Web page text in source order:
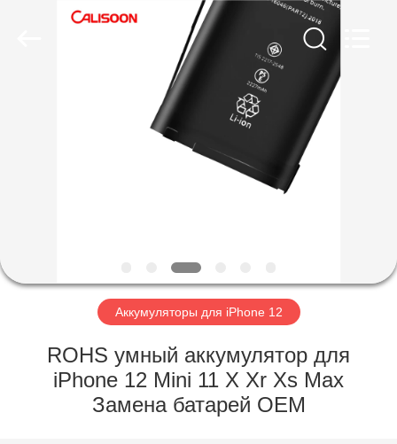
О
КОМПАНИИ
НАША
ФАБРИКА
Аккумуляторы для iPhone 12
ROHS умный аккумулятор для
iPhone 12 Mini 11 X Xr Xs Max
Замена батарей OEM